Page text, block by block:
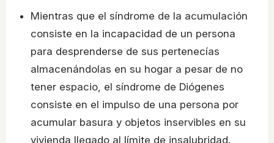
Mientras que el síndrome de la acumulación
consiste en la incapacidad de un persona
para desprenderse de sus pertenecías
almacenándolas en su hogar a pesar de no
tener espacio, el síndrome de Diógenes
consiste en el impulso de una persona por
acumular basura y objetos inservibles en su
vivienda llegado al límite de insalubridad.